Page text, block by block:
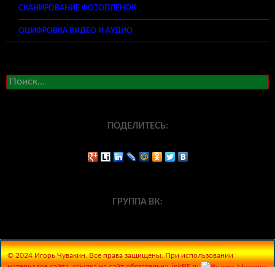
СКАНИРОВАНИЕ ФОТОПЛЕНОК
ОЦИФРОВКА ВИДЕО И АУДИО
Найти:
ПОДЕЛИТЕСЬ:
ГРУППА ВК:
© 2024 Игорь Чувакин. Все права защищены. При использовании